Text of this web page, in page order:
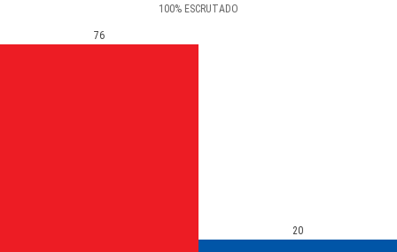
100% ESCRUTADO
76
20